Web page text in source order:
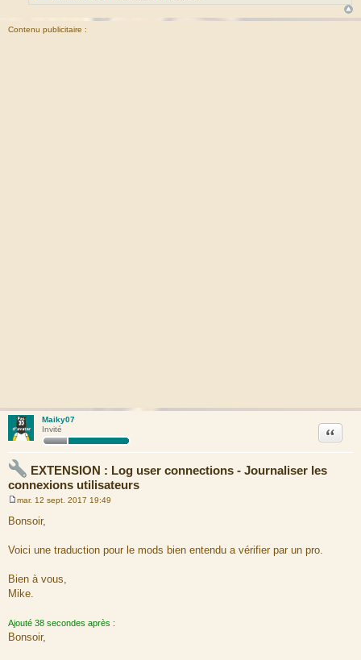
Contenu publicitaire :
Maiky07
Invité
EXTENSION : Log user connections - Journaliser les
connexions utilisateurs
Citation
e
s
a
g
mar. 12 sept. 2017 19:49
Bonsoir,
Voici une traduction pour le mods bien entendu a vérifier par un pro.
Bien à vous,
Mike.
Ajouté 38 secondes après :
Bonsoir,